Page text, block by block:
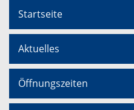
Startseite
Aktuelles
Öffnungszeiten